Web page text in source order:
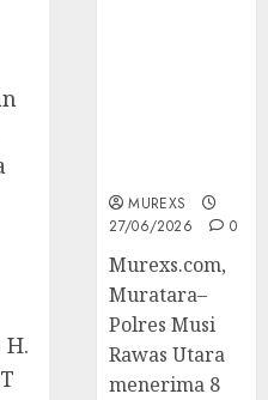
MUREXS
27/06/2026
0
Murexs.com,
Muratara–
Polres Musi
Rawas Utara
menerima 8